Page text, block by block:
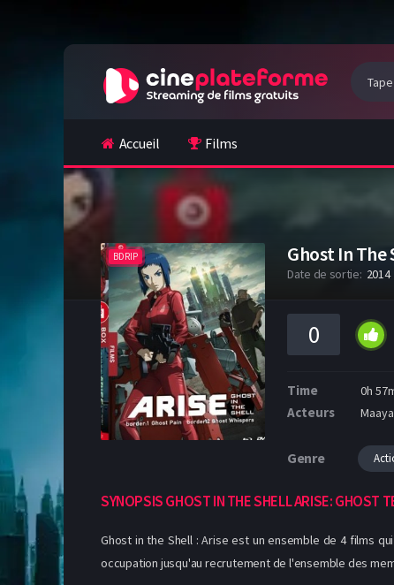
Accueil Films
BDRIP Ghost In
Date de sortie: 2014
0
Time 0h
Acteurs
Genre
SYNOPSIS GHOST IN THE SHELL ARISE: GHOST
Ghost in the Shell : Arise est un ensemble de 4 films
occupation jusqu'au recrutement de l'ensemble des